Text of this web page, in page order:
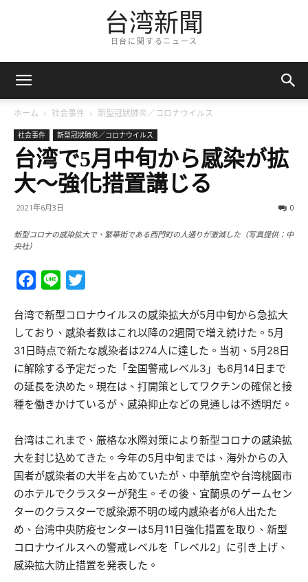
台湾新聞
日台に関するニュース
ホーム 社会事件 新型冠狀肺炎／コロナウイルス
社会事件 新型冠狀肺炎／コロナウイルス
台湾で5月中旬から感染が拡
大～強化措置講じる
2021年6月3日 0
新型コロナの感染拡大で、繁華街である西門町の人通りが激減した（写真提供：中
央社）
Facebook
Line
台湾で新型コロナウイルスの感染拡大が5月中旬から急拡大
しており、感染者数はこれ以降の2週間で増え続けた。5月
31日時点で新たな感染者は274人に達した。当初、5月28日
に解除する予定だった「全国警戒レベル3」も6月14日まで
の延長を決めた。現在は、打開策としてワクチンの確保と接
種を働きかけているが、感染抑止などの見通しは不透明だ。
台湾はこれまで、厳格な水際対策により新型コロナの感染拡
大を封じ込めてきた。今年の5月中旬までは、海外からの入
国者が感染者の大半を占めていたが、中華航空や台湾桃園市
のホテルでクラスターが発生。その後、宜蘭県のゲームセン
ターのクラスターで感染源不明の域内感染者が6人出たた
め、台湾中央防疫センターは5月11日強化措置を取り、新型
コロナウイルスへの警戒レベルを「レベル2」に引き上げ、
感染拡大防止措置を発表した。